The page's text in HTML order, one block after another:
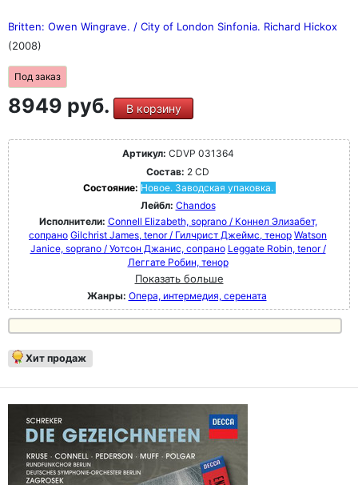
Britten: Owen Wingrave. / City of London Sinfonia. Richard Hickox
(2008)
Под заказ
8949 руб. В корзину
Артикул: CDVP 031364
Состав: 2 CD
Состояние: Новое. Заводская упаковка.
Лейбл: Chandos
Исполнители: Connell Elizabeth, soprano / Коннел Элизабет,
сопрано Gilchrist James, tenor / Гилчрист Джеймс, тенор Watson
Janice, soprano / Уотсон Джанис, сопрано Leggate Robin, tenor /
Леггате Робин, тенор
Показать больше
Жанры: Опера, интермедия, серената
Хит продаж